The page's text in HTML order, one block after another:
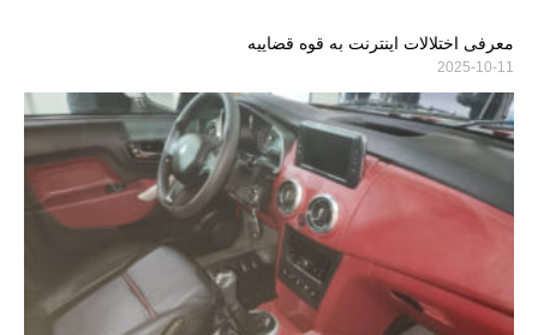
معرفی اختلالات اینترنت به قوه قضاییه
2025-10-11